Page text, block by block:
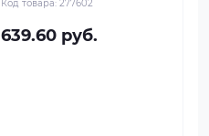
Код товара: 277602
639.60 руб.